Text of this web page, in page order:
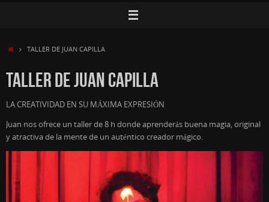
HOMETALLER DE JUAN CAPILLA
TALLER DE JUAN CAPILLA
LA CREATIVIDAD EN SU MÁXIMA EXPRESIÓN
Juan nos ofrece un taller de 8 h donde aprenderás buena magia, original
y atractiva de la mente de un auténtico creador mágico.